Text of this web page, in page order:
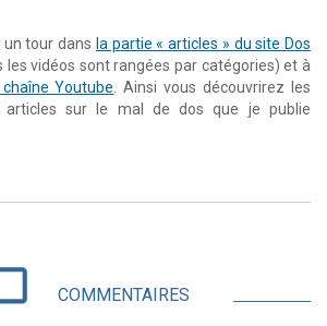
tour dans la partie « articles » du site Dos
les vidéos sont rangées par catégories) et à
Youtube . Ainsi vous découvrirez les
articles sur le mal de dos que je publie
COMMENTAIRES